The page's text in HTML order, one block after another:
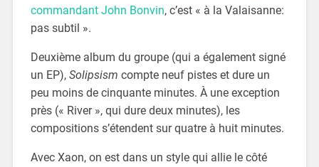
commandant John Bonvin, c’est « à la Valaisanne:
pas subtil ».
Deuxième album du groupe (qui a également signé
un EP), Solipsism compte neuf pistes et dure un
peu moins de cinquante minutes. À une exception
près (« River », qui dure deux minutes), les
compositions s’étendent sur quatre à huit minutes.
Avec Xaon, on est dans un style qui allie le côté